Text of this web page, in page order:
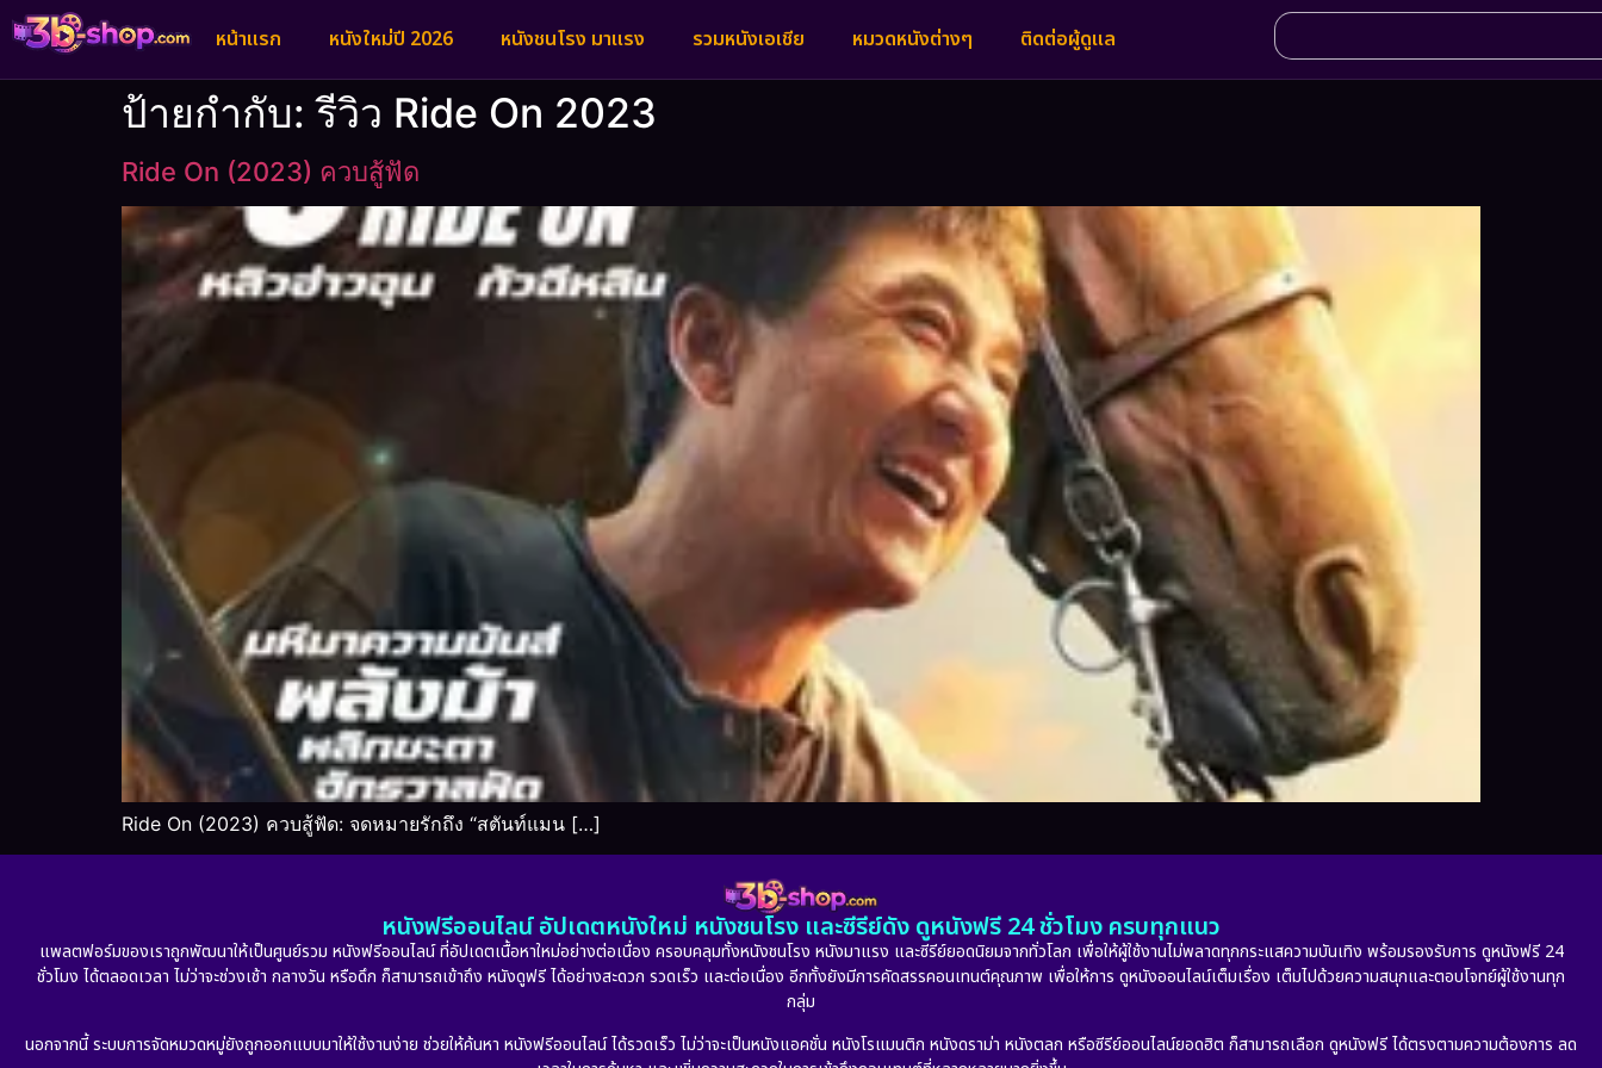
หน้าแรก หนังใหม่ปี 2026 หนังชนโรง มาแรง รวมหนังเอเชีย หมวดหนังต่างๆ ติดต่อผู้ดูแล
ป้ายกำกับ:รีวิว Ride On 2023
Ride On (2023) ควบสู้ฟัด
Ride On (2023) ควบสู้ฟัด: จดหมายรักถึง “สตันท์แมน […]
หนังฟรีออนไลน์ อัปเดตหนังใหม่ หนังชนโรง และซีรีย์ดัง ดูหนังฟรี 24 ชั่วโมง ครบทุกแนว
แพลตฟอร์มของเราถูกพัฒนาให้เป็นศูนย์รวม หนังฟรีออนไลน์ ที่อัปเดตเนื้อหาใหม่อย่างต่อเนื่อง ครอบคลุมทั้งหนังชนโรง หนังมาแรง และซีรีย์ยอดนิยมจากทั่วโลก เพื่อให้ผู้ใช้งานไม่พลาดทุกกระแสความบันเทิง พร้อมรองรับการ ดูหนังฟรี 24
ชั่วโมง ได้ตลอดเวลา ไม่ว่าจะช่วงเช้า กลางวัน หรือดึก ก็สามารถเข้าถึง หนังดูฟรี ได้อย่างสะดวก รวดเร็ว และต่อเนื่อง อีกทั้งยังมีการคัดสรรคอนเทนต์คุณภาพ เพื่อให้การ ดูหนังออนไลน์เต็มเรื่อง เต็มไปด้วยความสนุกและตอบโจทย์ผู้ใช้งานทุก
กลุ่ม
นอกจากนี้ ระบบการจัดหมวดหมู่ยังถูกออกแบบมาให้ใช้งานง่าย ช่วยให้ค้นหา หนังฟรีออนไลน์ ได้รวดเร็ว ไม่ว่าจะเป็นหนังแอคชั่น หนังโรแมนติก หนังดราม่า หนังตลก หรือซีรีย์ออนไลน์ยอดฮิต ก็สามารถเลือก ดูหนังฟรี ได้ตรงตามความต้องการ ลด